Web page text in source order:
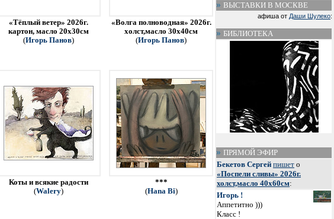
«Тёплый ветер» 2026г.
картон, масло 20х30см
(Игорь Панов)
«Волга полноводная» 2026г.
холст,масло 30х40см
(Игорь Панов)
Коты и всякие радости
(Walery)
***
(Hana Bi)
ВЫСТАВКИ В МОСКВЕ
афиша от Даши Шулеко:
БИБЛИОТЕКА
ПРЯМОЙ ЭФИР
Бекетов Сергей пишет о
«Поспели сливы» 2026г.
холст,масло 40х60см:
Игорь !
Аппетитно )))
Класс !